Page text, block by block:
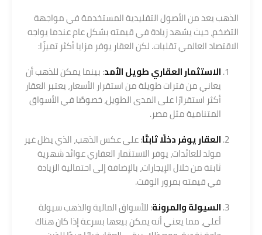
الذهب يعد من الأصول التقليدية المستخدمة في مواجهة
التضخم، حيث يشهد زيادة في قيمته بشكل عام عندما يواجه
الاقتصاد العالمي تقلبات. لكن العقار يوفر مزايا أكثر تميزًا:
الاستثمار العقاريطويل الأمد: بينما يمكن للذهب أن
يعاني من فترات طويلة من استقرار الأسعار، يعتبر العقار
أكثر استقرارًا على المدى الطويل، خصوصًا في الأسواق
المتنامية مثل مصر.
العقار يوفر دخلًا ثابتًا: على عكس الذهب، الذي يظل غير
مولد للعائدات، يوفر الاستثمار العقاري عوائد شهرية
ثابتة من خلال الإيجارات، بالإضافة إلى احتمالية الزيادة
في قيمته بمرور الوقت.
السيولة والمرونة: للأسواق المالية والذهب سيولة
أعلى، مما يعني أنه يمكن بيعها بسرعة إذا كان هناك